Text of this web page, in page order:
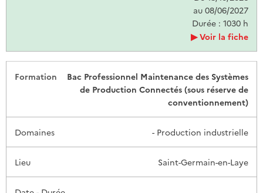
au 08/06/2027
Durée : 1030 h
Voir la fiche
Bac Professionnel Maintenance des Systèmes
de Production Connectés (sous réserve de
conventionnement)
- Production industrielle
Saint-Germain-en-Laye